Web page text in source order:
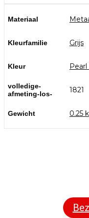
Materiaal
Kleurfamilie Grijs
Kleur Pearl
volledige-
afmeting-los-
1821
Gewicht 0.25